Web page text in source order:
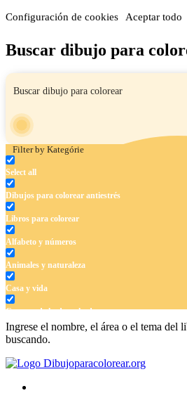
Configuración de cookies Aceptar todo
Buscar dibujo para
Filter by Kategórie
Select all
Dibujos para colorear antiestrés
Libros para colorear
Alfabeto y números
Animales y naturaleza
Casa y vida
Cuentos de hadas y hadas
Deporte
Dinosaurios
Ingrese el nombre, el área o el tema del
buscando.